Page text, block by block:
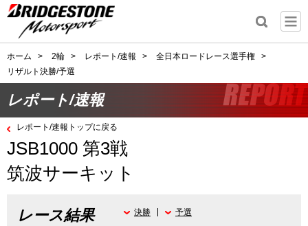
ホーム > 2輪 > レポート/速報 > 全日本ロードレース選手権
>
リザルト決勝/予選
レポート/速報
レポート/速報トップに戻る
JSB1000 第3戦
筑波サーキット
レース結果 決勝 予選